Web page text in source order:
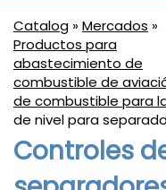
Catalog »Mercados »
Productos para
abastecimiento de
combustible de
de combustible para
de nivel para
Controles